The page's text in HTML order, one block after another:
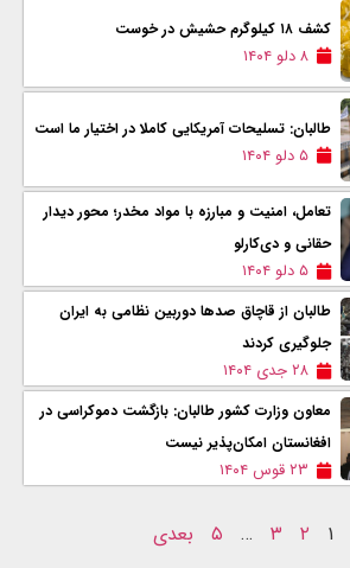
کشف ۱۸ کیلوگرم حشیش در خوست
۸ دلو ۱۴۰۴
طالبان: تسلیحات آمریکایی کاملا در اختیار ما است
۵ دلو ۱۴۰۴
تعامل، امنیت و مبارزه با مواد مخدر؛ محور دیدار
حقانی و دی‌کارلو
۵ دلو ۱۴۰۴
طالبان از قاچاق صدها دوربین نظامی به ایران
جلوگیری کردند
۲۸ جدی ۱۴۰۴
معاون وزارت کشور طالبان: بازگشت دموکراسی در
افغانستان امکان‌پذیر نیست
۲۳ قوس ۱۴۰۴
۱ ۲ ۳ … ۵ بعدی